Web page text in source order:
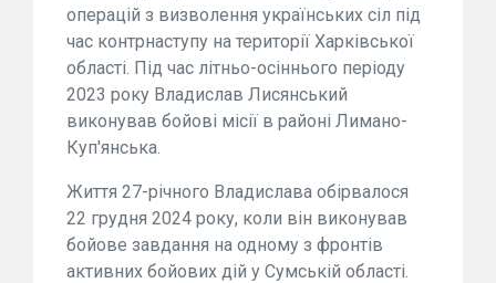
операцій з визволення українських сіл під
час контрнаступу на території Харківської
області. Під час літньо-осіннього періоду
2023 року Владислав Лисянський
виконував бойові місії в районі Лимано-
Куп'янська.
Життя 27-річного Владислава обірвалося
22 грудня 2024 року, коли він виконував
бойове завдання на одному з фронтів
активних бойових дій у Сумській області.